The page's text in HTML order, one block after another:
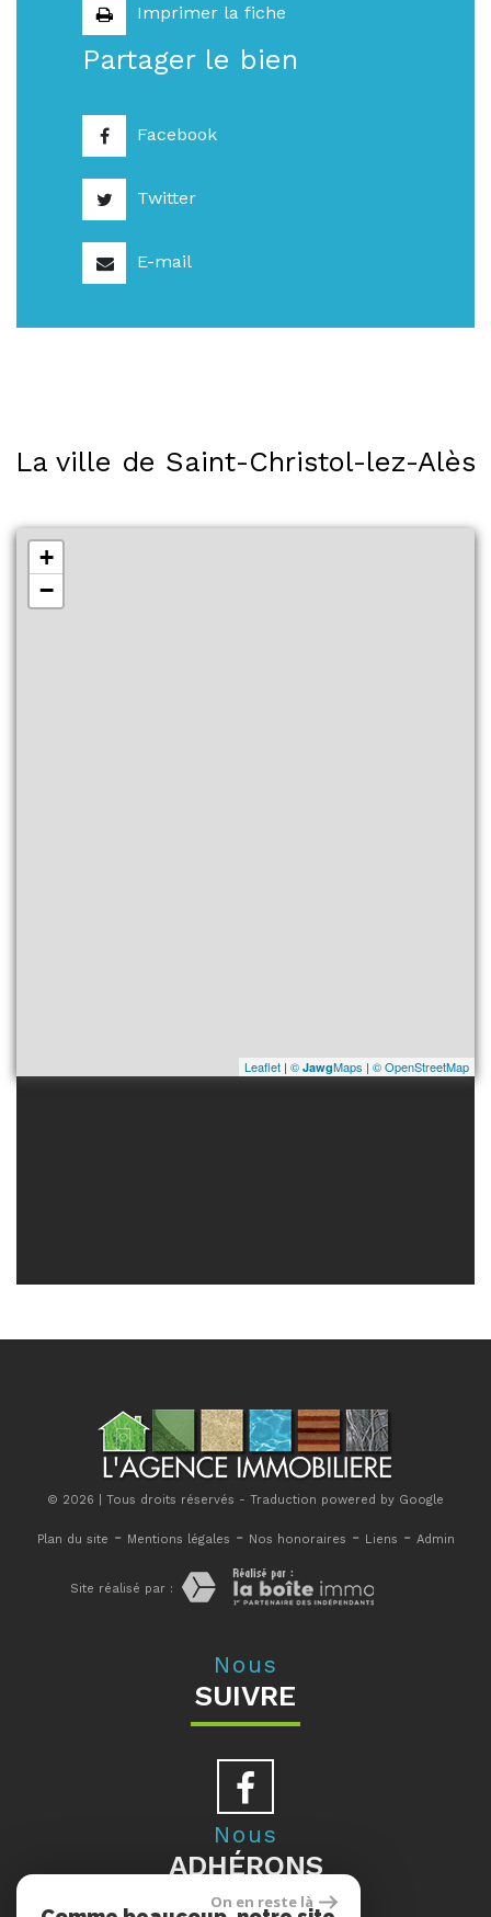
Imprimer la fiche
Partager le bien
Facebook
Twitter
E-mail
La ville de Saint-Christol-lez-Alès
+
−
Leaflet | © JawgMaps | © OpenStreetMap
© 2026 | Tous droits réservés - Traduction powered by Google
Plan du site - Mentions légales - Nos honoraires - Liens - Admin
Site réalisé par :
Nous
SUIVRE
Nous
ADHÉRONS
On en reste là